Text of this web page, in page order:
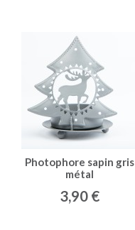
Photophore sapin gris
métal
3,90 €